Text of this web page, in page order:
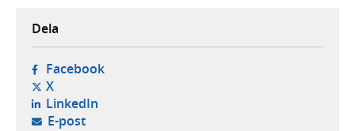
Dela
Facebook- öppnas i ny flik, extern webbplats,
X- öppnas i ny flik, extern webbplats,
LinkedIn- öppnas i ny flik, extern webbplats,
E-post- öppnar din e-postklient,